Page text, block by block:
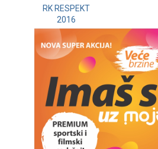
RK RESPEKT
2016